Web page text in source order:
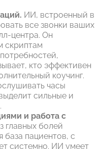
ИИ, встроенный в
все звонки ваших
центра. Он
скриптам
кто эффективен
коучинг.
часы
сильные и
и работа с
главных болей
пациентов, с
системно. ИИ умеет